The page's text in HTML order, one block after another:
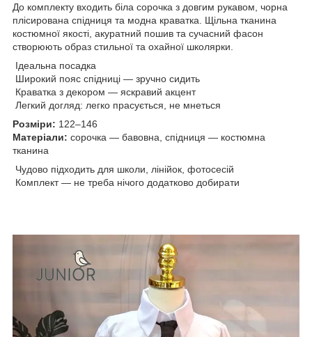
До комплекту входить біла сорочка з довгим рукавом, чорна
плісирована спідниця та модна краватка. Щільна тканина
костюмної якості, акуратний пошив та сучасний фасон
створюють образ стильної та охайної школярки.
Ідеальна посадка
Широкий пояс спідниці — зручно сидить
Краватка з декором — яскравий акцент
Легкий догляд: легко прасується, не мнеться
Розміри: 122–146
Матеріали: сорочка — бавовна, спідниця — костюмна
тканина
Чудово підходить для школи, лінійок, фотосесій
Комплект — не треба нічого додатково добирати